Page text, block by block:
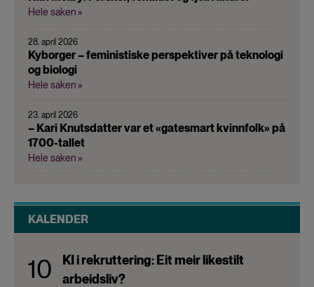
Hele saken »
28. april 2026
Kyborger – feministiske perspektiver på teknologi
og biologi
Hele saken »
23. april 2026
– Kari Knutsdatter var et «gatesmart kvinnfolk» på
1700-tallet
Hele saken »
KALENDER
10
KI i rekruttering: Eit meir likestilt
arbeidsliv?